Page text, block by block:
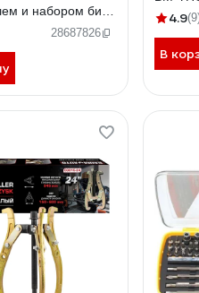
и набором бит
работ t, th, h, sl,
BM-
28687826
4.9
В